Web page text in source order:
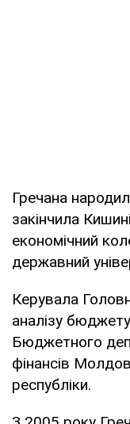
Гречана
закінчила
економічний
державний
Керувала
аналізу
Бюджетного
фінансів
республіки.